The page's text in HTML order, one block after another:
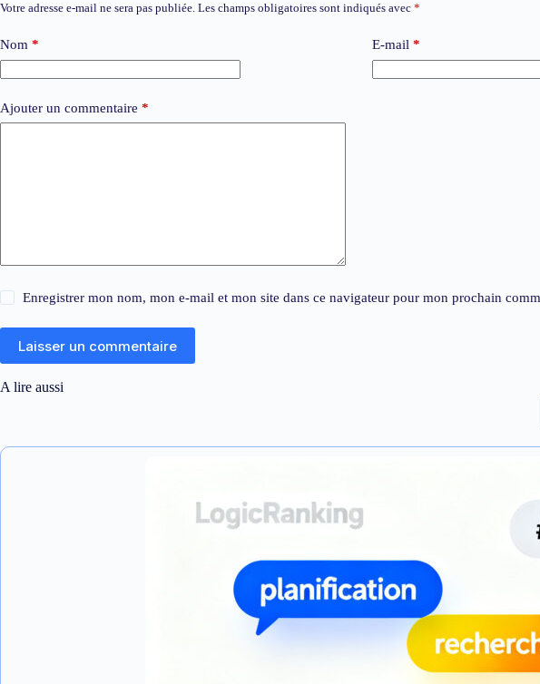
Votre adresse e-mail ne sera pas publiée. Les champs obligatoires sont indiqués avec *
Nom * E-mail *
Ajouter un commentaire *
Enregistrer mon nom, mon e-mail et mon site dans ce navigateur pour mon prochain
Laisser un commentaire
A lire aussi